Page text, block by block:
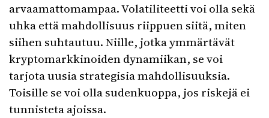
arvaamattomampaa. Volatiliteetti voi olla sekä
uhka että mahdollisuus riippuen siitä, miten
siihen suhtautuu. Niille, jotka ymmärtävät
kryptomarkkinoiden dynamiikan, se voi
tarjota uusia strategisia mahdollisuuksia.
Toisille se voi olla sudenkuoppa, jos riskejä ei
tunnisteta ajoissa.